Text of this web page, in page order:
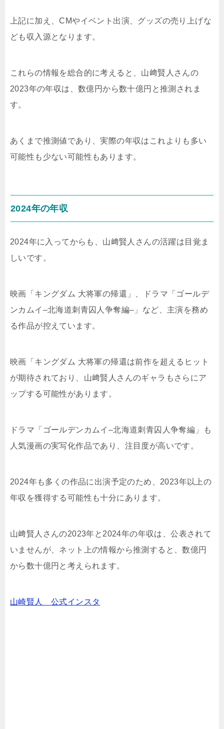
上記に加え、CMやイベント出演、グッズの売り上げな
ども収入源となります。
これらの情報を総合的に考えると、山﨑賢人さんの
2023年の年収は、数億円から数十億円と推測されま
す。
あくまで推測値であり、実際の年収はこれよりも多い
可能性も少ない可能性もあります。
2024年の年収
2024年に入ってからも、山﨑賢人さんの活躍は目覚ま
しいです。
映画「キングダム 大将軍の帰還」、ドラマ「ゴールデ
ンカムイ–北海道刺青囚人争奪編–」など、主演を務め
る作品が控えています。
映画「キングダム 大将軍の帰還は前作を超えるヒット
が期待されており、山﨑賢人さんのギャラもさらにア
ップする可能性があります。
ドラマ「ゴールデンカムイ–北海道刺青囚人争奪編」も
人気漫画の実写化作品であり、注目度が高いです。
2024年も多くの作品に出演予定のため、2023年以上の
年収を獲得する可能性も十分にあります。
山﨑賢人さんの2023年と2024年の年収は、公表されて
いませんが、ネット上の情報から推測すると、数億円
から数十億円と考えられます。
山崎賢人 公式インスタ